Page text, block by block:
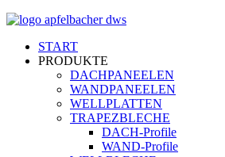
START
PRODUKTE
DACHPANEELEN
WANDPANEELEN
WELLPLATTEN
TRAPEZBLECHE
DACH-Profile
WAND-Profile